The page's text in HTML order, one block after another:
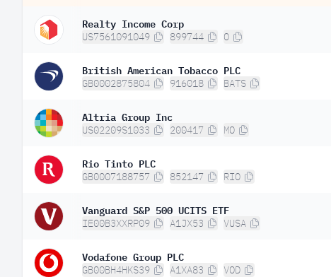
Realty Income Corp
US7561091049 899744 O
British American Tobacco PLC
GB0002875804 916018 BATS
Altria Group Inc
US02209S1033 200417 MO
Rio Tinto PLC
GB0007188757 852147 RIO
Vanguard S&P 500 UCITS ETF
IE00B3XXRP09 A1JX53 VUSA
Vodafone Group PLC
GB00BH4HKS39 A1XA83 VOD